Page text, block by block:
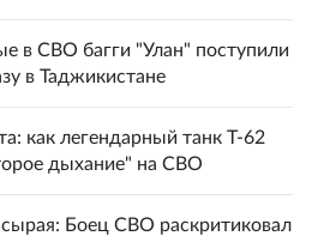
в СВО багги "Улан" поступили
в Таджикистане
как легендарный танк Т-62
дыхание" на СВО
сырая: Боец СВО раскритиковал